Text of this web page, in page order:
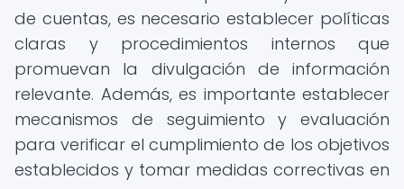
de cuentas, es necesario establecer políticas
claras y procedimientos internos que
promuevan la divulgación de información
relevante. Además, es importante establecer
mecanismos de seguimiento y evaluación
para verificar el cumplimiento de los objetivos
establecidos y tomar medidas correctivas en